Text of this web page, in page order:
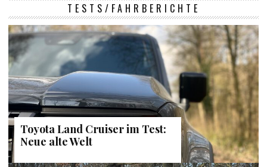
TESTS/FAHRBERICHTE
Toyota Land Cruiser im Test:
Neue alte Welt